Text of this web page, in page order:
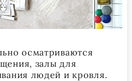
осматриваются
залы для
людей и кровля.